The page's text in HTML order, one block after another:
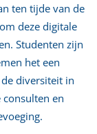
ten tijde van de
deze digitale
Studenten zijn
het een
diversiteit in
en